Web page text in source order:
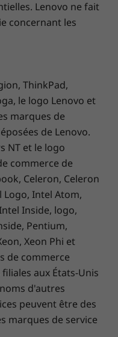
MIPI hybrid
it can auto-
use and alert
in mind by
breaks and
inside out
security
and biometric
will lock
varie selon la région et doit
un fournisseur de
et dépendent de
des appareils
la configuration du système
réelles varient et peuvent
blanc
C
Lenovo ne fait
concernant les
ThinkPad,
le logo Lenovo et
marques de
de Lenovo.
NT et le logo
commerce de
Celeron, Celeron
Logo, Intel Atom,
Inside, logo,
Pentium,
Xeon Phi et
de commerce
aux États-Unis
d'autres
peuvent être des
marques de service